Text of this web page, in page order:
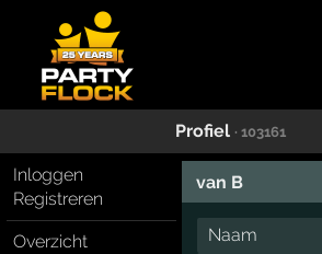
Profiel · 103161
Inloggen
Registreren
Overzicht
van B
Naam